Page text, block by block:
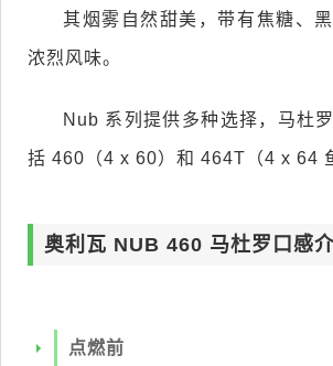
其烟雾自然甜美，带有焦糖、
浓烈风味。
Nub 系列提供多种选择，马杜
括 460（4 x 60）和 464T（4 x 64
奥利瓦 NUB 460 马杜罗口感
点燃前